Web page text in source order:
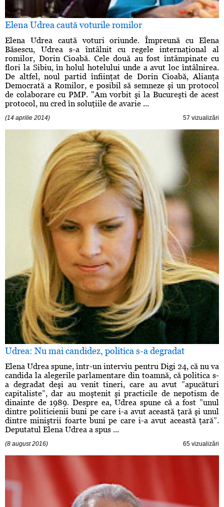
Elena Udrea caută voturile romilor
Elena Udrea caută voturi oriunde. Împreună cu Elena
Băsescu, Udrea s-a întâlnit cu regele internaţional al
romilor, Dorin Cioabă. Cele două au fost întâmpinate cu
flori la Sibiu, în holul hotelului unde a avut loc întâlnirea.
De altfel, noul partid înfiinţat de Dorin Cioabă, Alianţa
Democrată a Romilor, e posibil să semneze şi un protocol
de colaborare cu PMP. "Am vorbit şi la Bucureşti de acest
protocol, nu cred în soluţiile de avarie ...
(14 aprilie 2014) 57 vizualizări
Udrea: Nu mai candidez, politica s-a degradat
Elena Udrea spune, într-un interviu pentru Digi 24, că nu va
candida la alegerile parlamentare din toamnă, că politica s-
a degradat deşi au venit tineri, care au avut ”apucături
capitaliste”, dar au moştenit şi practicile de nepotism de
dinainte de 1989. Despre ea, Udrea spune că a fost ”unul
dintre politicienii buni pe care i-a avut această ţară şi unul
dintre miniştrii foarte buni pe care i-a avut această ţară”.
Deputatul Elena Udrea a spus ...
(8 august 2016) 65 vizualizări